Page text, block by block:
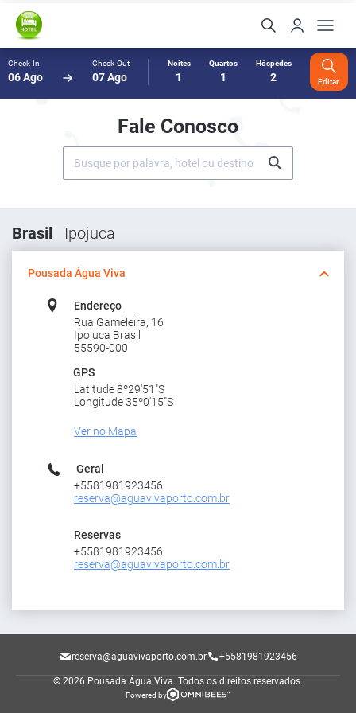
Check-In
06 Ago
Check-Out
07 Ago
Noites
1
Quartos
1
Hóspedes
2 Editar
Fale Conosco
Brasil Ipojuca
Pousada Água Viva
Endereço
Rua Gameleira, 16
Ipojuca Brasil
55590-000
GPS
Latitude 8º29'51"S
Longitude 35º0'15"S
Ver no Mapa
Geral
+5581981923456
reserva@aguavivaporto.com.br
Reservas
+5581981923456
reserva@aguavivaporto.com.br
reserva@aguavivaporto.com.br +5581981923456
© 2026 Pousada Água Viva. Todos os direitos reservados.
Powered by